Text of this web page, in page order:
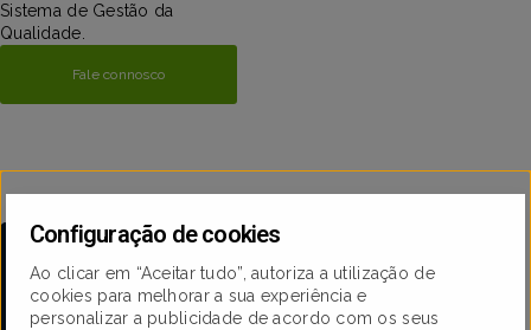
Sistema de Gestão da
Qualidade.
Fale connosco
Atividades a implementar
Configuração de cookies
Ao clicar em “Aceitar tudo”, autoriza a utilização de
cookies para melhorar a sua experiência e
personalizar a publicidade de acordo com os seus